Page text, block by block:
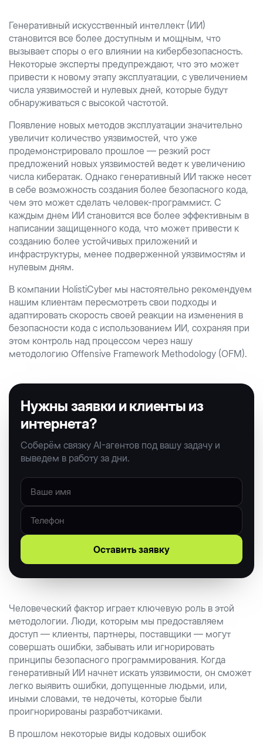
Генеративный искусственный интеллект (ИИ)
становится все более доступным и мощным, что
вызывает споры о его влиянии на кибербезопасность.
Некоторые эксперты предупреждают, что это может
привести к новому этапу эксплуатации, с увеличением
числа уязвимостей и нулевых дней, которые будут
обнаруживаться с высокой частотой.
Появление новых методов эксплуатации значительно
увеличит количество уязвимостей, что уже
продемонстрировало прошлое — резкий рост
предложений новых уязвимостей ведет к увеличению
числа кибератак. Однако генеративный ИИ также несет
в себе возможность создания более безопасного кода,
чем это может сделать человек-программист. С
каждым днем ИИ становится все более эффективным в
написании защищенного кода, что может привести к
созданию более устойчивых приложений и
инфраструктуры, менее подверженной уязвимостям и
нулевым дням.
В компании HolistiCyber мы настоятельно рекомендуем
нашим клиентам пересмотреть свои подходы и
адаптировать скорость своей реакции на изменения в
безопасности кода с использованием ИИ, сохраняя при
этом контроль над процессом через нашу
методологию Offensive Framework Methodology (OFM).
Нужны заявки и клиенты из
интернета?
Соберём связку AI-агентов под вашу задачу и
выведем в работу за дни.
Оставить заявку
Человеческий фактор играет ключевую роль в этой
методологии. Люди, которым мы предоставляем
доступ — клиенты, партнеры, поставщики — могут
совершать ошибки, забывать или игнорировать
принципы безопасного программирования. Когда
генеративный ИИ начнет искать уязвимости, он сможет
легко выявить ошибки, допущенные людьми, или,
иными словами, те недочеты, которые были
проигнорированы разработчиками.
В прошлом некоторые виды кодовых ошибок